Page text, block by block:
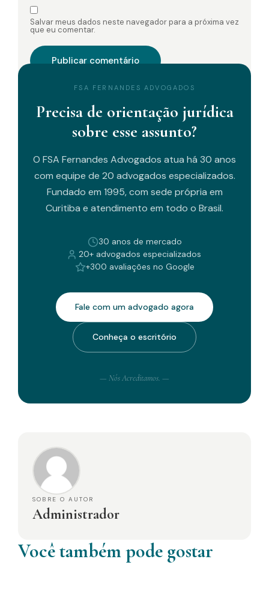
Salvar meus dados neste navegador para a próxima vez
que eu comentar.
FSA FERNANDES ADVOGADOS
Precisa de orientação jurídica
sobre esse assunto?
O FSA Fernandes Advogados atua há 30 anos
com equipe de 20 advogados especializados.
Fundado em 1995, com sede própria em
Curitiba e atendimento em todo o Brasil.
30 anos de mercado
20+ advogados especializados
+300 avaliações no Google
Fale com um advogado agora
Conheça o escritório
— Nós Acreditamos. —
SOBRE O AUTOR
Administrador
Você também pode gostar